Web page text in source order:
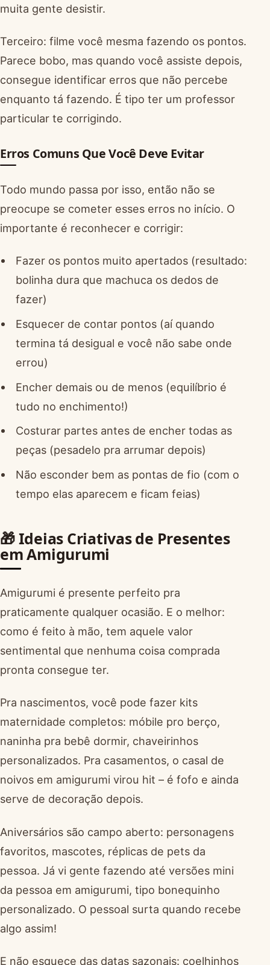
muita gente desistir.
Terceiro: filme você mesma fazendo os pontos.
Parece bobo, mas quando você assiste depois,
consegue identificar erros que não percebe
enquanto tá fazendo. É tipo ter um professor
particular te corrigindo.
Erros Comuns Que Você Deve Evitar
Todo mundo passa por isso, então não se
preocupe se cometer esses erros no início. O
importante é reconhecer e corrigir:
Fazer os pontos muito apertados (resultado:
bolinha dura que machuca os dedos de
fazer)
Esquecer de contar pontos (aí quando
termina tá desigual e você não sabe onde
errou)
Encher demais ou de menos (equilíbrio é
tudo no enchimento!)
Costurar partes antes de encher todas as
peças (pesadelo pra arrumar depois)
Não esconder bem as pontas de fio (com o
tempo elas aparecem e ficam feias)
🎁 Ideias Criativas de Presentes
em Amigurumi
Amigurumi é presente perfeito pra
praticamente qualquer ocasião. E o melhor:
como é feito à mão, tem aquele valor
sentimental que nenhuma coisa comprada
pronta consegue ter.
Pra nascimentos, você pode fazer kits
maternidade completos: móbile pro berço,
naninha pra bebê dormir, chaveirinhos
personalizados. Pra casamentos, o casal de
noivos em amigurumi virou hit – é fofo e ainda
serve de decoração depois.
Aniversários são campo aberto: personagens
favoritos, mascotes, réplicas de pets da
pessoa. Já vi gente fazendo até versões mini
da pessoa em amigurumi, tipo bonequinho
personalizado. O pessoal surta quando recebe
algo assim!
E não esquece das datas sazonais: coelhinhos